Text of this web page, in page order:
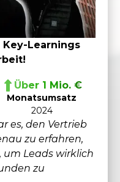
Key-Learnings
Über 1 Mio. €
Monatsumsatz
2024
es, den Vertrieb
zu erfahren,
Leads wirklich
zu